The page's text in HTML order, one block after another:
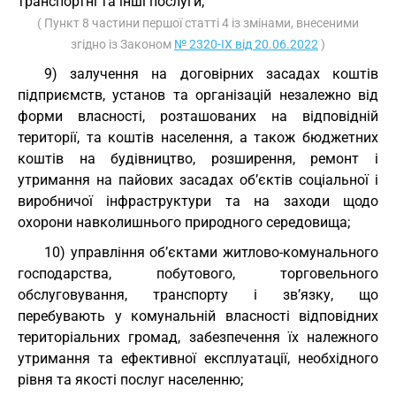
( Пункт 8 частини першої статті 4 із змінами, внесеними
згідно із Законом № 2320-IX від 20.06.2022 )
9) залучення на договірних засадах коштів
підприємств, установ та організацій незалежно від
форми власності, розташованих на відповідній
території, та коштів населення, а також бюджетних
коштів на будівництво, розширення, ремонт і
утримання на пайових засадах об’єктів соціальної і
виробничої інфраструктури та на заходи щодо
охорони навколишнього природного середовища;
10) управління об’єктами житлово-комунального
господарства, побутового, торговельного
обслуговування, транспорту і зв’язку, що
перебувають у комунальній власності відповідних
територіальних громад, забезпечення їх належного
утримання та ефективної експлуатації, необхідного
рівня та якості послуг населенню;